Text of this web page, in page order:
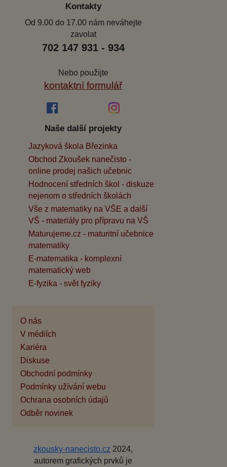
Kontakty
Od 9.00 do 17.00 nám neváhejte
zavolat
702 147 931 - 934
Nebo použijte
kontaktní formulář
Naše další projekty
Jazyková škola Březinka
Obchod Zkoušek nanečisto -
online prodej našich učebnic
Hodnocení středních škol - diskuze
nejenom o středních školách
Vše z matematiky na VŠE a další
VŠ - materiály pro přípravu na VŠ
Maturujeme.cz - maturitní učebnice
matematiky
E-matematika - komplexní
matematický web
E-fyzika - svět fyziky
O nás
V médiích
Kariéra
Diskuse
Obchodní podmínky
Podmínky užívání webu
Ochrana osobních údajů
Odběr novinek
zkousky-nanecisto.cz 2024,
autorem grafických prvků je